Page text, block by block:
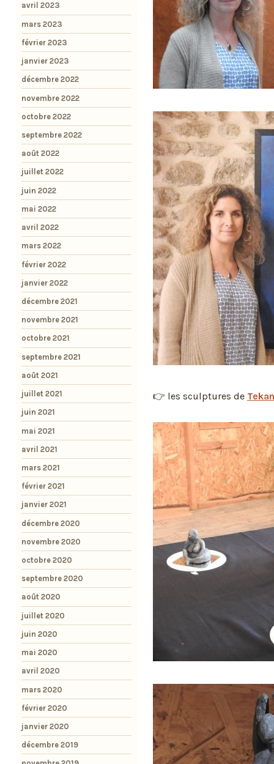
👉 les sculptures de
avril 2023
mars 2023
février 2023
janvier 2023
décembre 2022
novembre 2022
octobre 2022
septembre 2022
août 2022
juillet 2022
juin 2022
mai 2022
avril 2022
mars 2022
février 2022
janvier 2022
décembre 2021
novembre 2021
octobre 2021
septembre 2021
août 2021
juillet 2021
juin 2021
mai 2021
avril 2021
mars 2021
février 2021
janvier 2021
décembre 2020
novembre 2020
octobre 2020
septembre 2020
août 2020
juillet 2020
juin 2020
mai 2020
avril 2020
mars 2020
février 2020
janvier 2020
décembre 2019